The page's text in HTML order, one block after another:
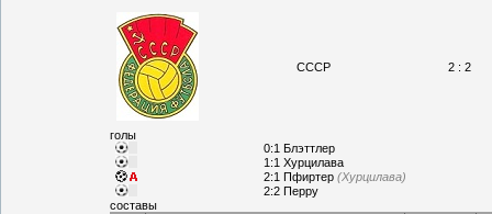
СССР 2 : 2
голы
0:1 Блэттлер
1:1 Хурцилава
2:1 Пфиртер (Хурцилава)
2:2 Перру
составы